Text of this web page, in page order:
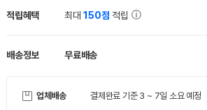
적립혜택 최대150점 적립
배송정보 무료배송
업체배송 결제완료 기준 3 ~ 7일 소요 예정